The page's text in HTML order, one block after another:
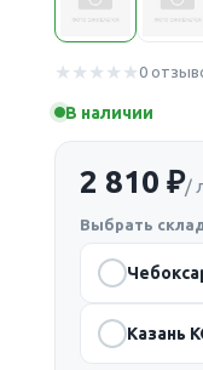
0
В наличии
2 810 ₽/
Выбрать
Казань